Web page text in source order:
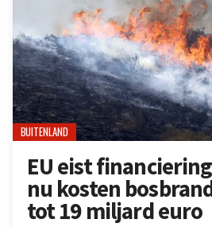
BUITENLAND
EU eist
nu kosten
tot 19 miljard euro